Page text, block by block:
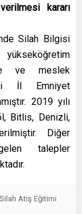
kararı
Silah Bilgisi
ve meslek
İl Emniyet
2019 yılı
Bitlis, Denizli,
Diğer
talepler
Atış Eğitimi